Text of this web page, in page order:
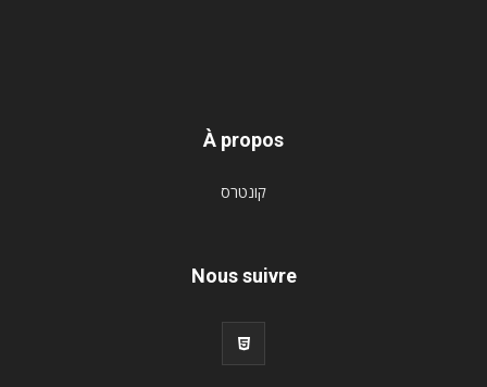
À propos
קונטרס
Nous suivre